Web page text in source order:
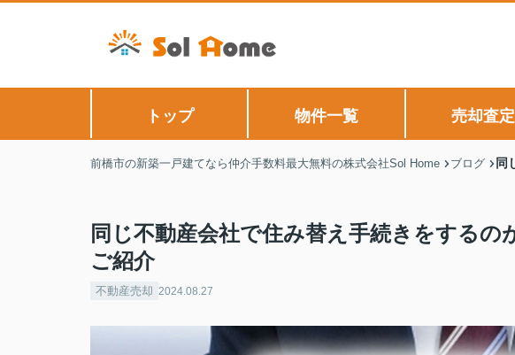
トップ 物件一覧 売却査定
前橋市の新築一戸建てなら仲介手数料最大無料の株式会社Sol Home ブログ 同
同じ不動産会社で住み替え手続きをするの
ご紹介
不動産売却 2024.08.27